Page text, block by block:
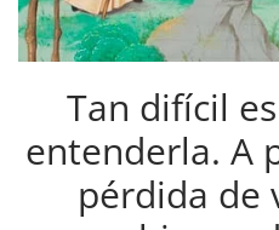
Tan difícil
entenderla. A
pérdida de